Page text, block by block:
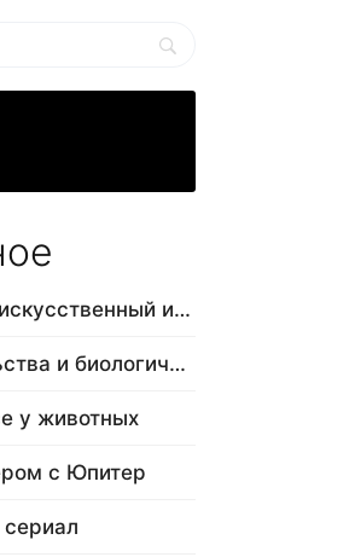
Профессии и искусственный интеллект
Место жительства и биологический в…
у животных
с Юпитер